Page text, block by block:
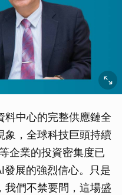
料中心的完整供應鏈全
象，全球科技巨頭持續
企業的投資密集度已
展的強烈信心。只是
我們不禁要問，這場盛